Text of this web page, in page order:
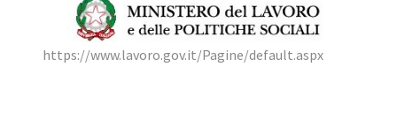
https://www.lavoro.gov.it/Pagine/default.aspx